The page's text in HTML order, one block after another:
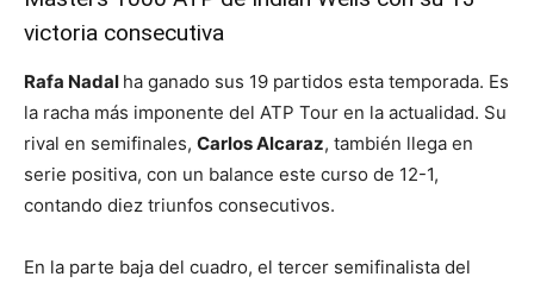
victoria consecutiva
Rafa Nadal ha ganado sus 19 partidos esta temporada. Es
la racha más imponente del ATP Tour en la actualidad. Su
rival en semifinales, Carlos Alcaraz, también llega en
serie positiva, con un balance este curso de 12-1,
contando diez triunfos consecutivos.
En la parte baja del cuadro, el tercer semifinalista del